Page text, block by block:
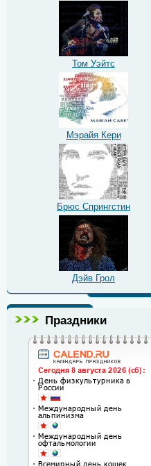
Том Уэйтс
Мэрайя Кери
Брюс Спрингстин
Дэйв Грол
Праздники